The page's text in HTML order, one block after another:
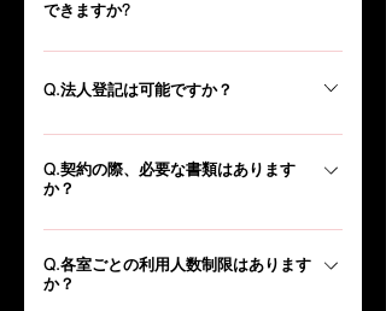
は、ご相談ください。
できますか?
A.可能です。特に制約は設けておりませ
ん。
Q.法人登記は可能ですか？
A.可能です。法人登記後、登記簿謄本を提
出して頂いております。 （コピーでも
可）
Q.契約の際、必要な書類はあります
か？
A.法人の場合 ⇒ 登記簿謄本（6ヶ月以
内のもので、コピーでも可） 個人の場
合 ⇒ 住民票または運転免許証のコピー
Q.各室ごとの利用人数制限はあります
か？